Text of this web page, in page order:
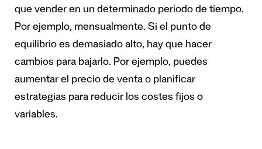
que vender en un determinado periodo de tiempo.
Por ejemplo, mensualmente. Si el punto de
equilibrio es demasiado alto, hay que hacer
cambios para bajarlo. Por ejemplo, puedes
aumentar el precio de venta o planificar
estrategias para reducir los costes fijos o
variables.